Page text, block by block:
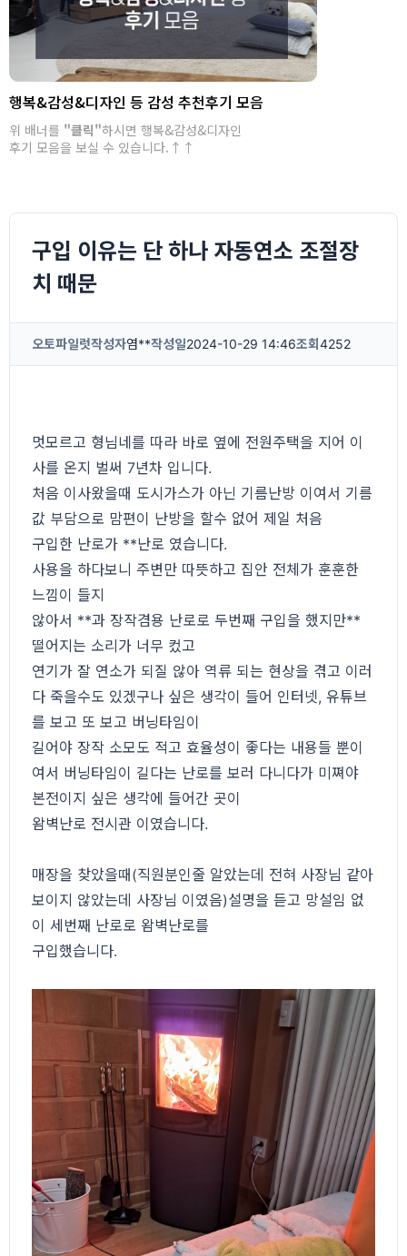
행복&감성&디자인 등 감성 추천후기 모음
위 배너를 "클릭"하시면 행복&감성&디자인
후기 모음을 보실 수 있습니다.↑↑
구입 이유는 단 하나 자동연소 조절장
치 때문
오토파일럿작성자염**작성일2024-10-29 14:46조회 4252
멋모르고 형님네를 따라 바로 옆에 전원주택을 지어 이
사를 온지 벌써 7년차 입니다.
처음 이사왔을때 도시가스가 아닌 기름난방 이여서 기름
값 부담으로 맘편이 난방을 할수 없어 제일 처음
구입한 난로가 **난로 였습니다.
사용을 하다보니 주변만 따뜻하고 집안 전체가 훈훈한
느낌이 들지
않아서 **과 장작겸용 난로로 두번째 구입을 했지만**
떨어지는 소리가 너무 컸고
연기가 잘 연소가 되질 않아 역류 되는 현상을 겪고 이러
다 죽을수도 있겠구나 싶은 생각이 들어 인터넷, 유튜브
를 보고 또 보고 버닝타임이
길어야 장작 소모도 적고 효율성이 좋다는 내용들 뿐이
여서 버닝타임이 길다는 난로를 보러 다니다가 미쪄야
본전이지 싶은 생각에 들어간 곳이
왐벽난로 전시관 이였습니다.
매장을 찾았을때(직원분인줄 알았는데 전혀 사장님 같아
보이지 않았는데 사장님 이였음)설명을 듣고 망설임 없
이 세번째 난로로 왐벽난로를
구입했습니다.